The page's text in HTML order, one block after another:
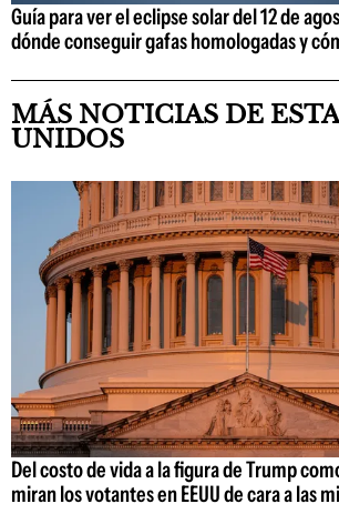
Guía para ver el eclipse solar del 12 de
dónde conseguir gafas homologadas y
MÁS NOTICIAS DE
UNIDOS
Del costo de vida a la figura de Trump
miran los votantes en EEUU de cara a las